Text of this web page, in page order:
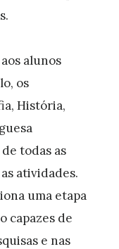
alunos
os
História,
todas as
atividades.
uma etapa
capazes de
e nas